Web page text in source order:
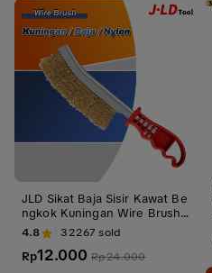
JLD Sikat Baja Sisir Kawat Be
ngkok Kuningan Wire Brush
Model Golok Pisau - Logam S
tainless
4.8 32267 sold
Rp12.000 Rp24.000